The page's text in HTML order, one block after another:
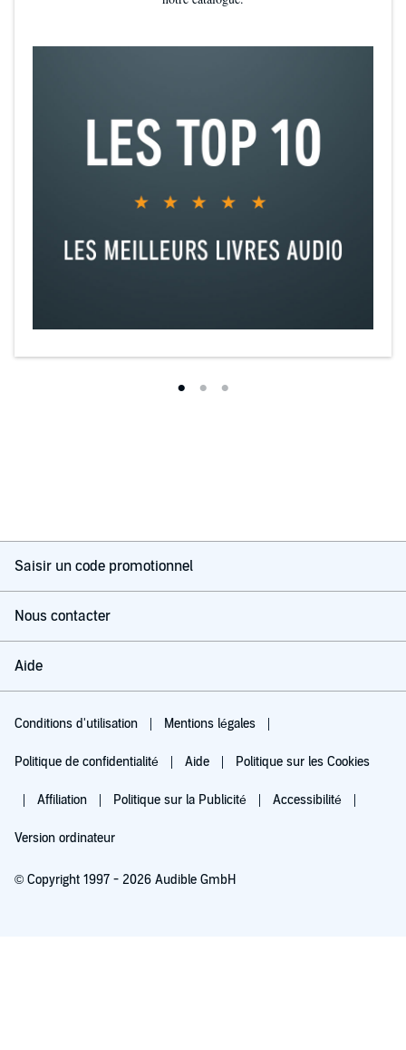
Saisir un code promotionnel
Nous contacter
Aide
Conditions d'utilisation Mentions légales
Politique de confidentialité Aide Politique sur les Cookies
Affiliation Politique sur la Publicité Accessibilité
Version ordinateur
© Copyright 1997 - 2026 Audible GmbH